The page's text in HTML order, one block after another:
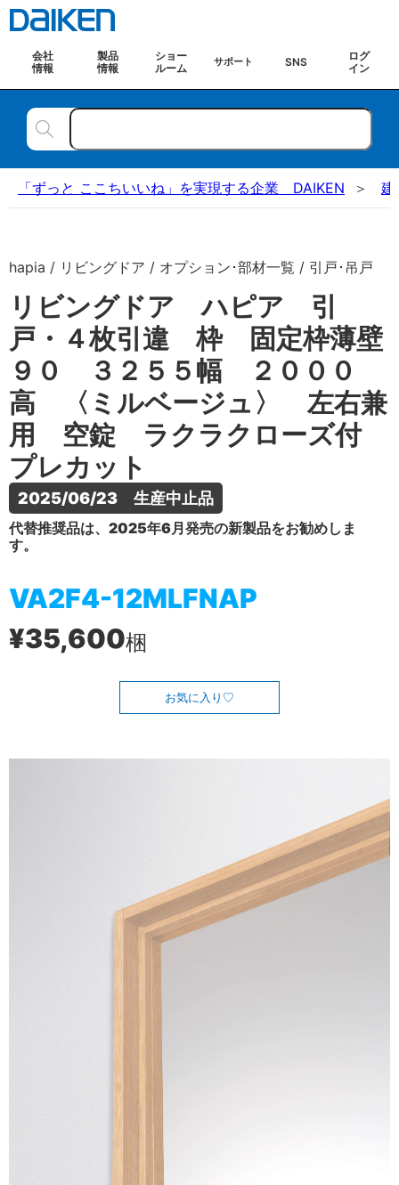
会社
情報
製品
情報
ショー
ルーム
サポート SNS
ログ
イン
「ずっと ここちいいね」を実現する企業 DAIKEN 建
hapia / リビングドア / オプション･部材一覧 / 引戸･吊戸
リビングドア ハピア 引
戸・４枚引違 枠 固定枠薄壁
９０ ３２５５幅 ２０００
高 〈ミルベージュ〉 左右兼
用 空錠 ラクラクローズ付
プレカット
2025/06/23　生産中止品
代替推奨品は、2025年6月発売の新製品をお勧めしま
す。
VA2F4-12MLFNAP
¥35,600梱
お気に入り